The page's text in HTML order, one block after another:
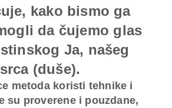
kako bismo ga
da čujemo glas
Ja, našeg
srca (duše).
metoda koristi tehnike i
su proverene i pouzdane,